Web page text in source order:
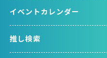
イベントカレンダー
推し検索